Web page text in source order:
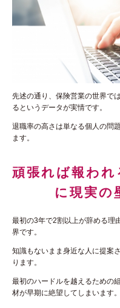
先述の通り、保険営業の世界で
るというデータが実情です。
退職率の高さは単なる個人の問
ます。
頑張れば報わ
に現実の
最初の3年で2割以上が辞める理
界です。
知識もないまま身近な人に提案
ります。
最初のハードルを越えるための
材が早期に絶望してしまいます。